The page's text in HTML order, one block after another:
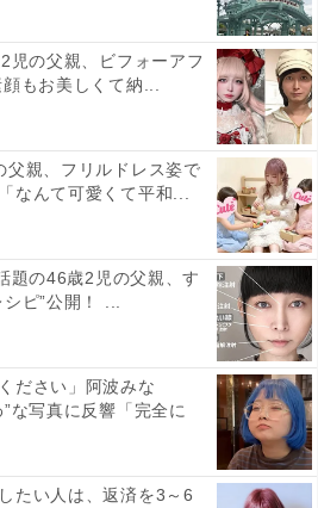
児の父親、ビフォーアフ
もお美しくて納...
父親、フリルドレス姿で
なんて可愛くて平和...
題の46歳2児の父親、す
シピ”公開！ ...
ださい」阿波みな
な写真に反響「完全に
たい人は、返済を3～6